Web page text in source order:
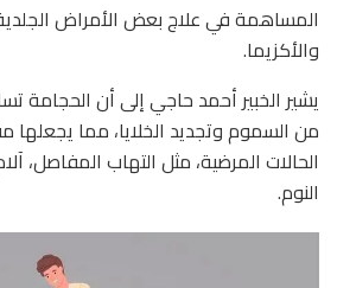
المساهمة في علاج بعض الأمراض
والأكزيما.
يشير الخبير أحمد حاجي إلى أن الحجامة
من السموم وتجديد الخلايا، مما يجعلها
الحالات المرضية، مثل التهاب المفاصل،
النوم.